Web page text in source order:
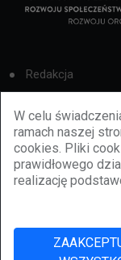
W celu
ramach naszej
cookies. Pliki
prawidłowego
realizację
Redakcja
Cookies
Reklama
BBiletomania